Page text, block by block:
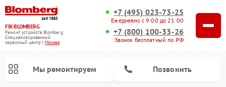
FIX-BLOMBERG
Ремонт устройств Blomberg
Специализированный
cервисный центр г.Москва
+7 (495) 023-73-25
Ежедневно с 9:00 до 21:00
+7 (800) 100-33-26
Звонок бесплатный по РФ
Мы ремонтируем Позвонить